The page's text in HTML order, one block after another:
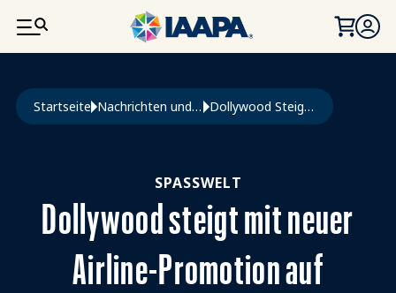
DIREKT ZUM INHALT
Pfadnavigation
Startseite Nachrichten und Funworld Dollywood Steigt Mit Neuer Airline-Promotion Auf
SPASSWELT
Dollywood steigt mit neuer
Airline-Promotion auf